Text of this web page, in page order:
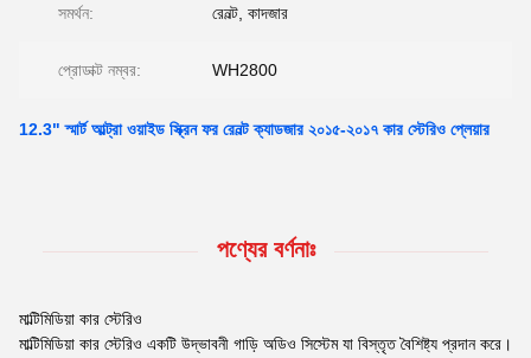
সমর্থন: রেনল্ট, কাদজার
প্রোডাক্ট নম্বর: WH2800
12.3" স্মার্ট আল্ট্রা ওয়াইড স্ক্রিন ফর রেনল্ট ক্যাডজার ২০১৫-২০১৭ কার স্টেরিও প্লেয়ার
পণ্যের বর্ণনাঃ
মাল্টিমিডিয়া কার স্টেরিও
মাল্টিমিডিয়া কার স্টেরিও একটি উদ্ভাবনী গাড়ি অডিও সিস্টেম যা বিস্তৃত বৈশিষ্ট্য প্রদান করে।